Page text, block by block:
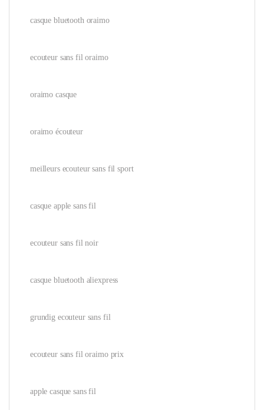
casque bluetooth oraimo
ecouteur sans fil oraimo
oraimo casque
oraimo écouteur
meilleurs ecouteur sans fil sport
casque apple sans fil
ecouteur sans fil noir
casque bluetooth aliexpress
grundig ecouteur sans fil
ecouteur sans fil oraimo prix
apple casque sans fil